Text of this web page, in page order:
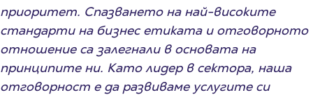
приоритет. Спазването на най-високите
стандарти на бизнес етиката и отговорното
отношение са залегнали в основата на
принципите ни. Като лидер в сектора, наша
отговорност е да развиваме услугите си